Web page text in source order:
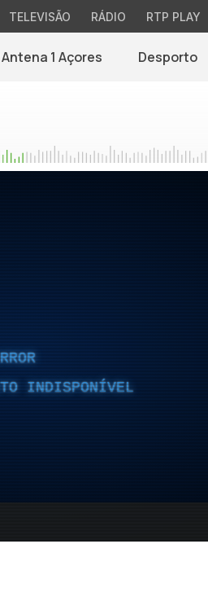
TELEVISÃO RÁDIO RTP PLAY
Antena 1 Açores Desporto
INDISPONÍVEL